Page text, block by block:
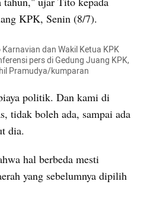
KPK, Senin (8/7).
dan Wakil Ketua KPK
pers di Gedung Juang KPK,
Pramudya/kumparan
politik. Dan kami di
tidak boleh ada, sampai ada
dia.
hal berbeda mesti
yang sebelumnya dipilih